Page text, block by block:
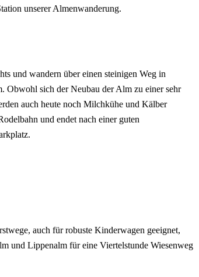
unserer Almenwanderung.
und wandern über einen steinigen Weg in
Obwohl sich der Neubau der Alm zu einer sehr
auch heute noch Milchkühe und Kälber
und endet nach einer guten
auch für robuste Kinderwagen geeignet,
und Lippenalm für eine Viertelstunde Wiesenweg